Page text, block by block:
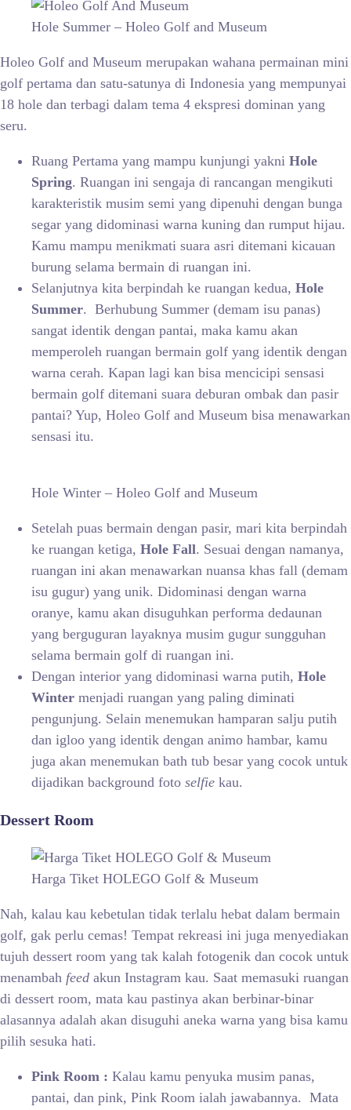
Hole Summer – Holeo Golf and Museum
Holeo Golf and Museum merupakan wahana permainan mini
golf pertama dan satu-satunya di Indonesia yang mempunyai
18 hole dan terbagi dalam tema 4 ekspresi dominan yang
seru.
Ruang Pertama yang mampu kunjungi yakni Hole
Spring. Ruangan ini sengaja di rancangan mengikuti
karakteristik musim semi yang dipenuhi dengan bunga
segar yang didominasi warna kuning dan rumput hijau.
Kamu mampu menikmati suara asri ditemani kicauan
burung selama bermain di ruangan ini.
Selanjutnya kita berpindah ke ruangan kedua, Hole
Summer. Berhubung Summer (demam isu panas)
sangat identik dengan pantai, maka kamu akan
memperoleh ruangan bermain golf yang identik dengan
warna cerah. Kapan lagi kan bisa mencicipi sensasi
bermain golf ditemani suara deburan ombak dan pasir
pantai? Yup, Holeo Golf and Museum bisa menawarkan
sensasi itu.
Hole Winter – Holeo Golf and Museum
Setelah puas bermain dengan pasir, mari kita berpindah
ke ruangan ketiga, Hole Fall. Sesuai dengan namanya,
ruangan ini akan menawarkan nuansa khas fall (demam
isu gugur) yang unik. Didominasi dengan warna
oranye, kamu akan disuguhkan performa dedaunan
yang berguguran layaknya musim gugur sungguhan
selama bermain golf di ruangan ini.
Dengan interior yang didominasi warna putih, Hole
Winter menjadi ruangan yang paling diminati
pengunjung. Selain menemukan hamparan salju putih
dan igloo yang identik dengan animo hambar, kamu
juga akan menemukan bath tub besar yang cocok untuk
dijadikan background foto selfie kau.
Dessert Room
Harga Tiket HOLEGO Golf & Museum
Nah, kalau kau kebetulan tidak terlalu hebat dalam bermain
golf, gak perlu cemas! Tempat rekreasi ini juga menyediakan
tujuh dessert room yang tak kalah fotogenik dan cocok untuk
menambah feed akun Instagram kau. Saat memasuki ruangan
di dessert room, mata kau pastinya akan berbinar-binar
alasannya adalah akan disuguhi aneka warna yang bisa kamu
pilih sesuka hati.
Pink Room : Kalau kamu penyuka musim panas,
pantai, dan pink, Pink Room ialah jawabannya. Mata